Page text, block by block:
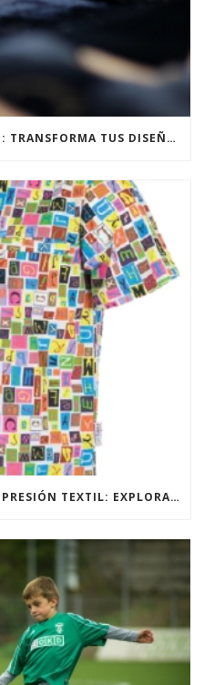
«MAESTRÍA EN BORDADO: TRANSFORMA TUS DISEÑOS EN OBRAS MAESTRAS TEXTILES
REVOLUCIONANDO LA IMPRESIÓN TEXTIL: EXPLORANDO LAS TÉCNICAS DE IMPRESIÓN DIRECTA Y SUBLIMACIÓN